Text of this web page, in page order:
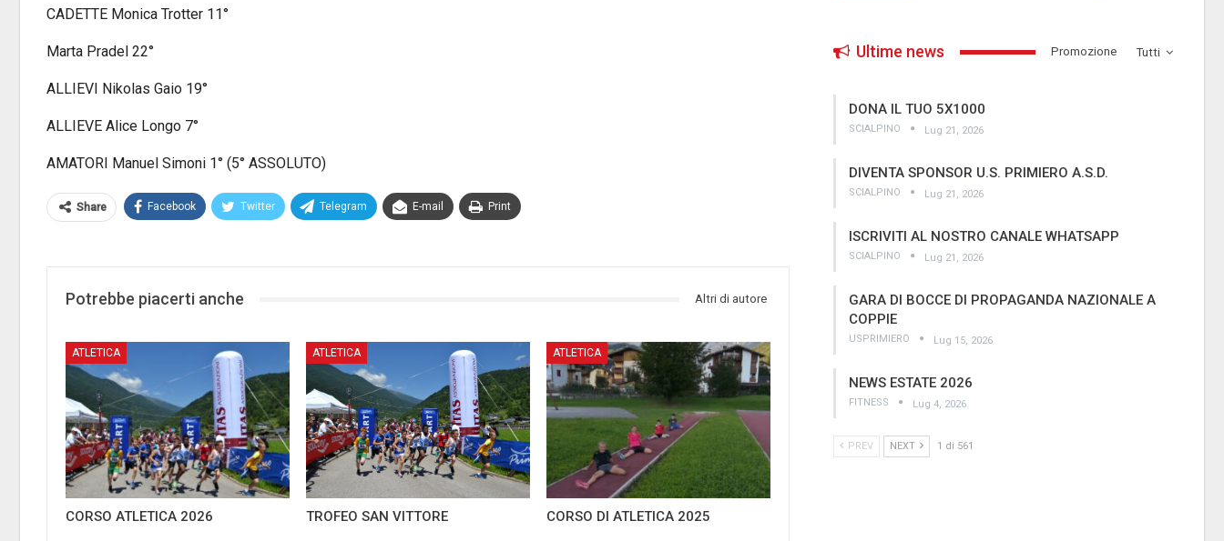
CADETTE Monica Trotter 11°
Marta Pradel 22°
ALLIEVI Nikolas Gaio 19°
ALLIEVE Alice Longo 7°
AMATORI Manuel Simoni 1° (5° ASSOLUTO)
Share Facebook Twitter Telegram E-mail Print
Potrebbe piacerti anche Altri di autore
ATLETICA
CORSO ATLETICA 2026
ATLETICA
TROFEO SAN VITTORE
ATLETICA
CORSO DI ATLETICA 2025
Tutti
Ultime news ­Promozione
DONA IL TUO 5X1000
SCIALPINO Lug 21, 2026
DIVENTA SPONSOR U.S. PRIMIERO A.S.D.
SCIALPINO Lug 21, 2026
ISCRIVITI AL NOSTRO CANALE WHATSAPP
SCIALPINO Lug 21, 2026
GARA DI BOCCE DI PROPAGANDA NAZIONALE A
COPPIE
USPRIMIERO Lug 15, 2026
NEWS ESTATE 2026
FITNESS Lug 4, 2026
PREV NEXT 1 di 561